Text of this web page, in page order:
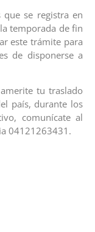
se registra en
temporada de fin
este trámite para
de disponerse a
tu traslado
país, durante los
comunícate al
04121263431.